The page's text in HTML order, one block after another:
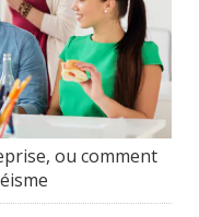
ou comment